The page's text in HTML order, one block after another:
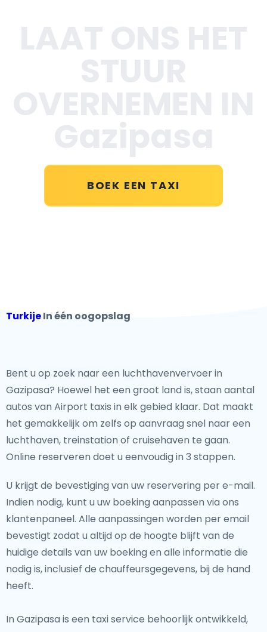
BOEK EEN TAXI
TurkijeIn één oogopslag
Bent u op zoek naar een luchthavenvervoer in
Gazipasa? Hoewel het een groot land is, staan aantal
autos van Airport taxis in elk gebied klaar. Dat maakt
het gemakkelijk om zelfs op aanvraag snel naar een
luchthaven, treinstation of cruisehaven te gaan.
Online reserveren doet u eenvoudig in 3 stappen.
U krijgt de bevestiging van uw reservering per e-mail.
Indien nodig, kunt u uw boeking aanpassen via ons
klantenpaneel. Alle aanpassingen worden per email
bevestigt zodat u altijd op de hoogte blijft van de
huidige details van uw boeking en alle informatie die
nodig is, inclusief de chauffeursgegevens, bij de hand
heeft.
In Gazipasa is een taxi service behoorlijk ontwikkeld,